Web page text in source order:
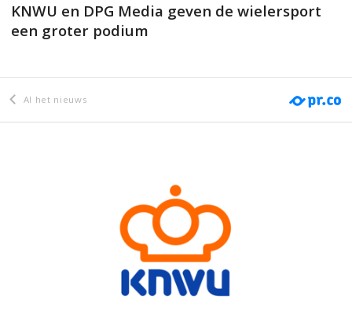
KNWU en DPG Media geven de wielersport
een groter podium
Al het nieuws